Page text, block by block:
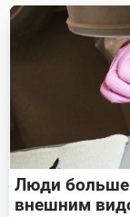
text">Page</
Люди больше
внешним